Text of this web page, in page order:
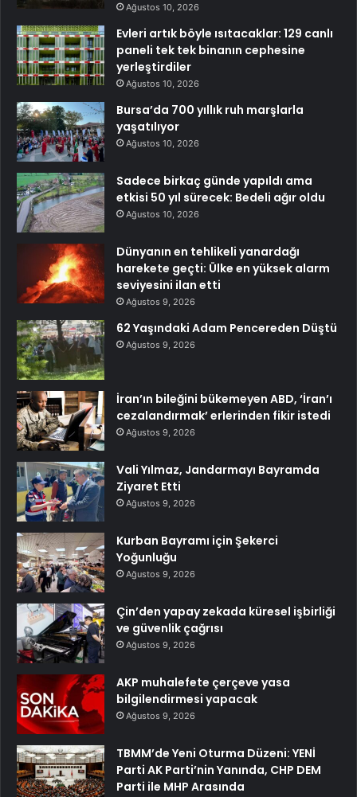
Ağustos 10, 2026
Evleri artık böyle ısıtacaklar: 129 canlı
paneli tek tek binanın cephesine
yerleştirdiler
Ağustos 10, 2026
Bursa’da 700 yıllık ruh marşlarla
yaşatılıyor
Ağustos 10, 2026
Sadece birkaç günde yapıldı ama
etkisi 50 yıl sürecek: Bedeli ağır oldu
Ağustos 10, 2026
Dünyanın en tehlikeli yanardağı
harekete geçti: Ülke en yüksek alarm
seviyesini ilan etti
Ağustos 9, 2026
62 Yaşındaki Adam Pencereden Düştü
Ağustos 9, 2026
İran’ın bileğini bükemeyen ABD, ‘İran’ı
cezalandırmak’ erlerinden fikir istedi
Ağustos 9, 2026
Vali Yılmaz, Jandarmayı Bayramda
Ziyaret Etti
Ağustos 9, 2026
Kurban Bayramı için Şekerci
Yoğunluğu
Ağustos 9, 2026
Çin’den yapay zekada küresel işbirliği
ve güvenlik çağrısı
Ağustos 9, 2026
AKP muhalefete çerçeve yasa
bilgilendirmesi yapacak
Ağustos 9, 2026
TBMM’de Yeni Oturma Düzeni: YENİ
Parti AK Parti’nin Yanında, CHP DEM
Parti ile MHP Arasında